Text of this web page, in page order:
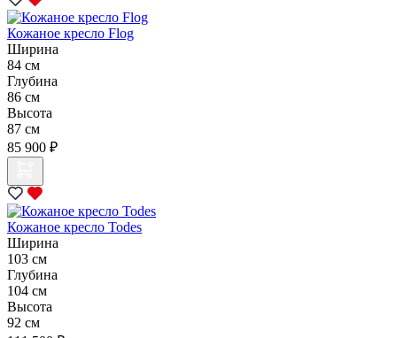
Кожаное кресло Flog
Ширина
84 см
Глубина
86 см
Высота
87 см
85 900 ₽
Кожаное кресло Todes
Ширина
103 см
Глубина
104 см
Высота
92 см